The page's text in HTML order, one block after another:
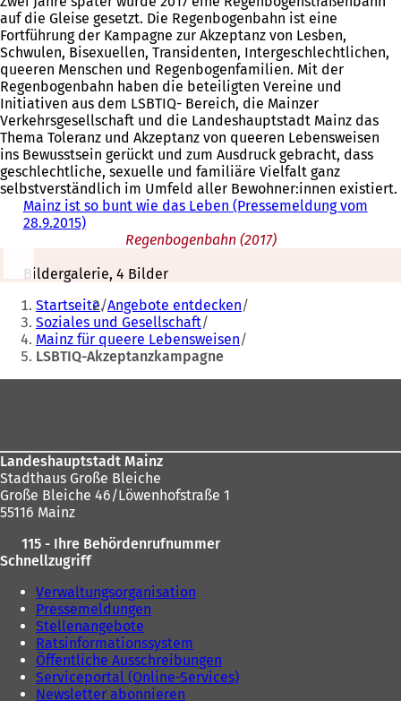
auf die Gleise gesetzt. Die Regenbogenbahn ist eine
Fortführung der Kampagne zur Akzeptanz von Lesben,
Schwulen, Bisexuellen, Transidenten, Intergeschlechtlichen,
queeren Menschen und Regenbogenfamilien. Mit der
Regenbogenbahn haben die beteiligten Vereine und
Initiativen aus dem LSBTIQ- Bereich, die Mainzer
Verkehrsgesellschaft und die Landeshauptstadt Mainz das
Thema Toleranz und Akzeptanz von queeren Lebensweisen
ins Bewusstsein gerückt und zum Ausdruck gebracht, dass
geschlechtliche, sexuelle und familiäre Vielfalt ganz
selbstverständlich im Umfeld aller Bewohner:innen existiert.
Mainz ist so bunt wie das Leben (Pressemeldung vom
28.9.2015)
Regenbogenbahn (2017)
Bildergalerie, 4 Bilder
Sie
befinden
sich
Startseite Angebote entdecken
Soziales und Gesellschaft
Mainz für queere Lebensweisen
LSBTIQ-Akzeptanzkampagne
Landeshauptstadt Mainz
Stadthaus Große Bleiche
Große Bleiche 46/Löwenhofstraße 1
55116 Mainz
115 - Ihre Behördenrufnummer
Schnellzugriff
Verwaltungsorganisation
Pressemeldungen
Stellenangebote
Ratsinformationssystem
Öffentliche Ausschreibungen
Serviceportal (Online-Services)
Newsletter abonnieren